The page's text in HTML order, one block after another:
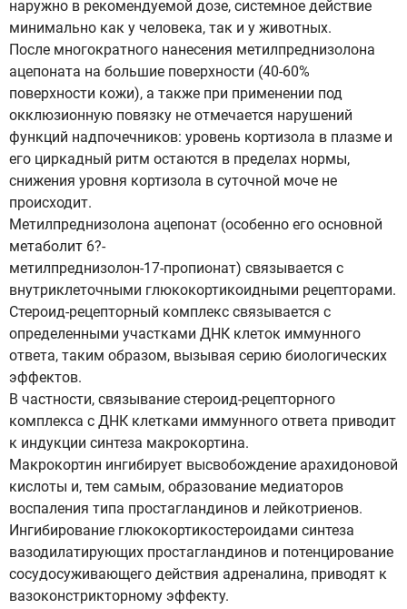
наружно в рекомендуемой дозе, системное действие
минимально как у человека, так и у животных.
После многократного нанесения метилпреднизолона
ацепоната на большие поверхности (40-60%
поверхности кожи), а также при применении под
окклюзионную повязку не отмечается нарушений
функций надпочечников: уровень кортизола в плазме и
его циркадный ритм остаются в пределах нормы,
снижения уровня кортизола в суточной моче не
происходит.
Метилпреднизолона ацепонат (особенно его основной
метаболит 6?-
метилпреднизолон-17-пропионат) связывается с
внутриклеточными глюкокортикоидными рецепторами.
Стероид-рецепторный комплекс связывается с
определенными участками ДНК клеток иммунного
ответа, таким образом, вызывая серию биологических
эффектов.
В частности, связывание стероид-рецепторного
комплекса с ДНК клетками иммунного ответа приводит
к индукции синтеза макрокортина.
Макрокортин ингибирует высвобождение арахидоновой
кислоты и, тем самым, образование медиаторов
воспаления типа простагландинов и лейкотриенов.
Ингибирование глюкокортикостероидами синтеза
вазодилатирующих простагландинов и потенцирование
сосудосуживающего действия адреналина, приводят к
вазоконстрикторному эффекту.